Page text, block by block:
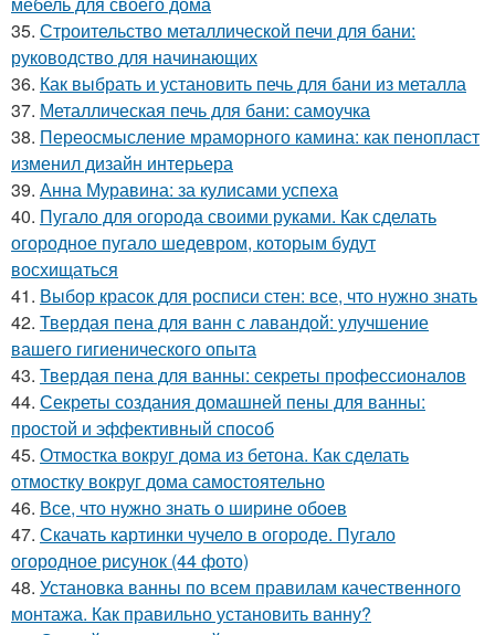
35. Строительство металлической печи для бани:
руководство для начинающих
36. Как выбрать и установить печь для бани из металла
37. Металлическая печь для бани: самоучка
38. Переосмысление мраморного камина: как пенопласт
изменил дизайн интерьера
39. Анна Муравина: за кулисами успеха
40. Пугало для огорода своими руками. Как сделать
огородное пугало шедевром, которым будут
восхищаться
41. Выбор красок для росписи стен: все, что нужно знать
42. Твердая пена для ванн с лавандой: улучшение
вашего гигиенического опыта
43. Твердая пена для ванны: секреты профессионалов
44. Секреты создания домашней пены для ванны:
простой и эффективный способ
45. Отмостка вокруг дома из бетона. Как сделать
отмостку вокруг дома самостоятельно
46. Все, что нужно знать о ширине обоев
47. Скачать картинки чучело в огороде. Пугало
огородное рисунок (44 фото)
48. Установка ванны по всем правилам качественного
монтажа. Как правильно установить ванну?